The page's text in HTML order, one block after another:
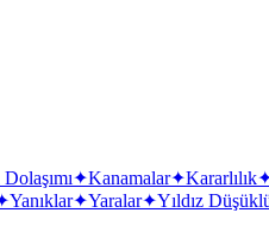
✦Kanamalar✦Kararlılık
Yanıklar✦Yaralar✦Yıldız